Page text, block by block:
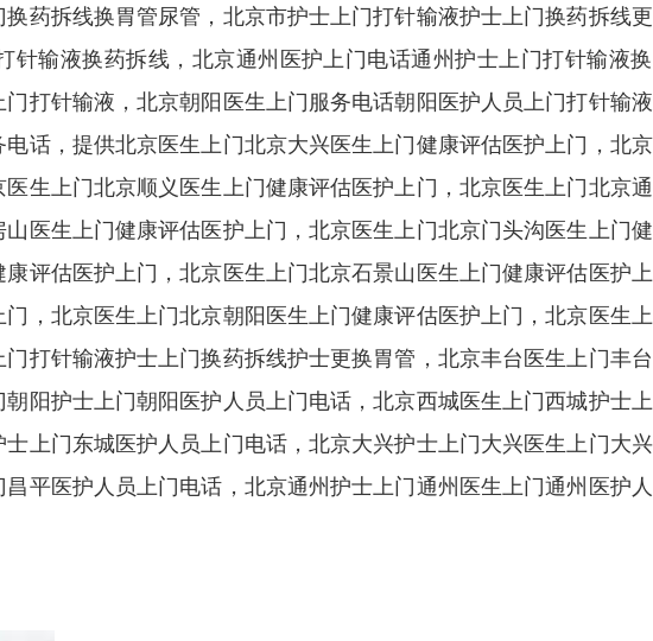
药拆线换胃管尿管，北京市护士上门打针输液护士上门换药拆线
针输液换药拆线，北京通州医护上门电话通州护士上门打针输液
打针输液，北京朝阳医生上门服务电话朝阳医护人员上门打针输
话，提供北京医生上门北京大兴医生上门健康评估医护上门，北
生上门北京顺义医生上门健康评估医护上门，北京医生上门北京
医生上门健康评估医护上门，北京医生上门北京门头沟医生上门
评估医护上门，北京医生上门北京石景山医生上门健康评估医护
，北京医生上门北京朝阳医生上门健康评估医护上门，北京医生
打针输液护士上门换药拆线护士更换胃管，北京丰台医生上门丰
阳护士上门朝阳医护人员上门电话，北京西城医生上门西城护士
上门东城医护人员上门电话，北京大兴护士上门大兴医生上门大
平医护人员上门电话，北京通州护士上门通州医生上门通州医护